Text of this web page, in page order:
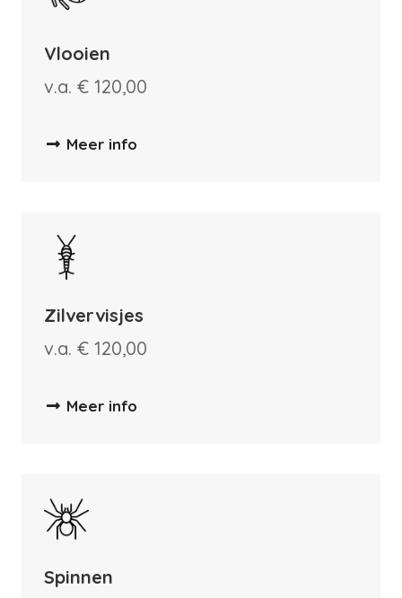
Vlooien
v.a. € 120,00
Meer info
Zilvervisjes
v.a. € 120,00
Meer info
Spinnen